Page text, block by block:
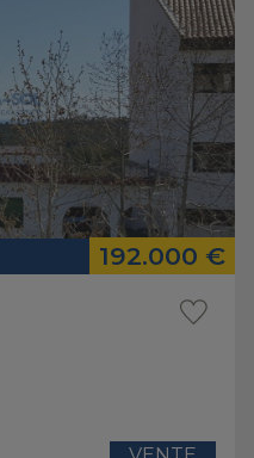
192.000 €